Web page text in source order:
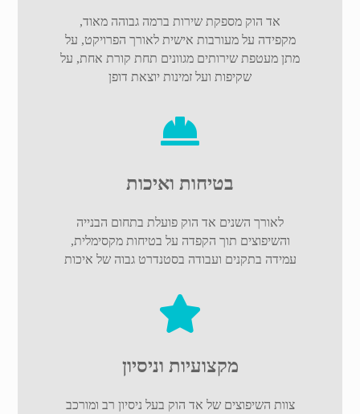
אד הוק מספקת שירות ברמה גבוהה מאוד,
מקפידה על מעורבות אישית לאורך הפרויקט, על
מתן מעטפת שירותים מגוונים תחת קורת אחת, על
שקיפות ועל זמינות יוצאת דופן
בטיחות ואיכות
לאורך השנים אד הוק פועלת בתחום הבנייה
והשיפוצים תוך הקפדה על בטיחות מקסימלית,
עמידה בתקנים ועבודה בסטנדרט גבוה של איכות
מקצועיות וניסיון
צוות השיפוצים של אד הוק בעל ניסיון רב ומורכב